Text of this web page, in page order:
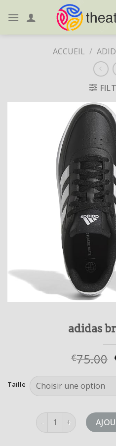
ACCUEIL /
adidas
€75.00
Taille
quantité de adidas